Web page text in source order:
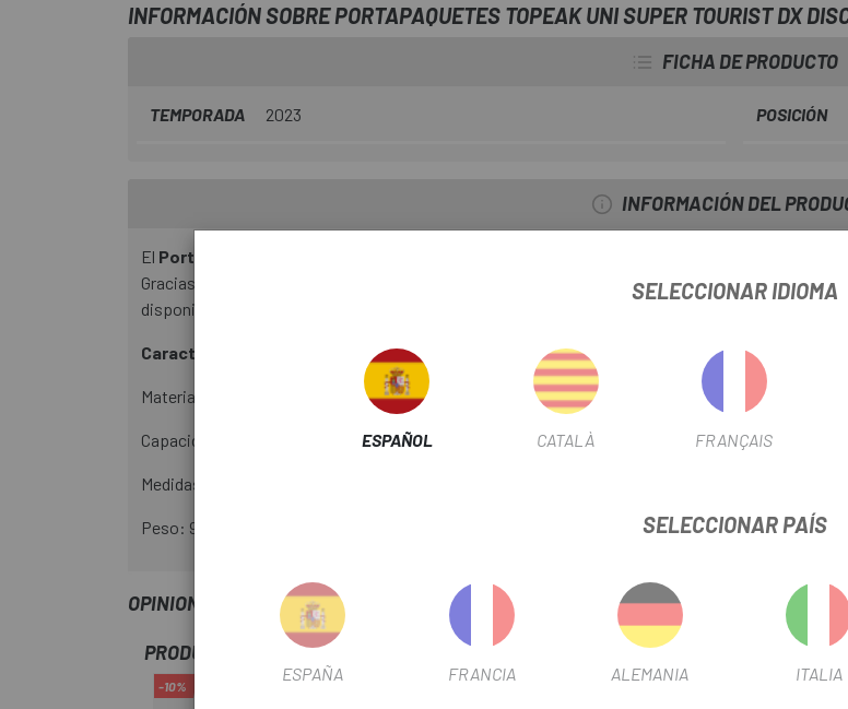
INFORMACIÓN SOBRE PORTAPAQUETES TOPEAK UNI SUPER TOURIST DX
FICHA DE PRODUCTO
TEMPORADA 2023 POSICIÓN
INFORMACIÓN DEL
El Portabultos Topeak Uni Super Tourist DX Disco
está diseñado para rutas de larga
Gracias al sistema QuickTrack el transportín es compatible con todas las bolsas Topeak MTX
disponibles en el mercado. También se le puede montar una luz.
Características:
Material: Aluminio 6061 T-6.
Capacidad: 30 kg.
Medidas: 41 x 34 x 25 cm.
Peso: 915 g.
OPINIONES
PRODUCTOS SIMILARES
-10%
SELECCIONAR IDIOMA
ESPAÑOL CATALÀ FRANÇAIS
SELECCIONAR PAÍS
ESPAÑA FRANCIA ALEMANIA ITALIA